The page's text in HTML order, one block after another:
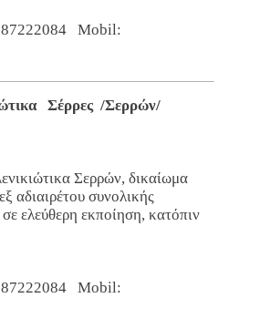
Mobil:
Σέρρες /Σερρών/
Σερρών, δικαίωμα
αδιαιρέτου συνολικής
ελεύθερη εκποίηση, κατόπιν
Mobil: